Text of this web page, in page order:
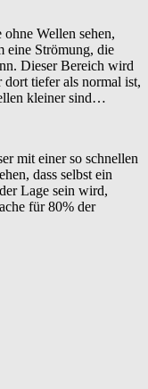
Wellen sehen,
eine Strömung, die
Dieser Bereich wird
dort tiefer als normal ist,
kleiner sind…
mit einer so schnellen
dass selbst ein
Lage sein wird,
für 80% der